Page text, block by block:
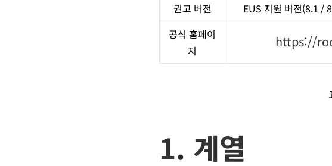
권고 버전 EUS 지원 버전(8.1 /
공식 홈페이
지
https://
1. 계열